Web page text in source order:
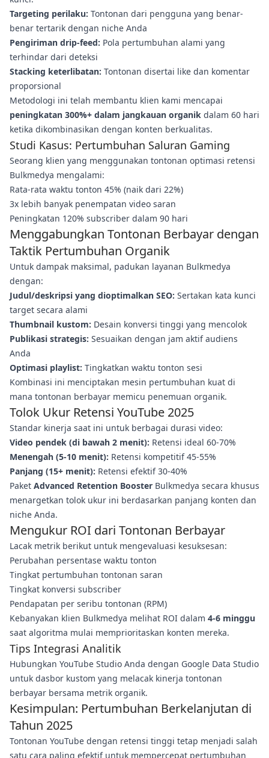
Targeting perilaku: Tontonan dari pengguna yang benar-
benar tertarik dengan niche Anda
Pengiriman drip-feed: Pola pertumbuhan alami yang
terhindar dari deteksi
Stacking keterlibatan: Tontonan disertai like dan komentar
proporsional
Metodologi ini telah membantu klien kami mencapai
peningkatan 300%+ dalam jangkauan organik dalam 60 hari
ketika dikombinasikan dengan konten berkualitas.
Studi Kasus: Pertumbuhan Saluran Gaming
Seorang klien yang menggunakan tontonan optimasi retensi
Bulkmedya mengalami:
Rata-rata waktu tonton 45% (naik dari 22%)
3x lebih banyak penempatan video saran
Peningkatan 120% subscriber dalam 90 hari
Menggabungkan Tontonan Berbayar dengan
Taktik Pertumbuhan Organik
Untuk dampak maksimal, padukan layanan Bulkmedya
dengan:
Judul/deskripsi yang dioptimalkan SEO: Sertakan kata kunci
target secara alami
Thumbnail kustom: Desain konversi tinggi yang mencolok
Publikasi strategis: Sesuaikan dengan jam aktif audiens
Anda
Optimasi playlist: Tingkatkan waktu tonton sesi
Kombinasi ini menciptakan mesin pertumbuhan kuat di
mana tontonan berbayar memicu penemuan organik.
Tolok Ukur Retensi YouTube 2025
Standar kinerja saat ini untuk berbagai durasi video:
Video pendek (di bawah 2 menit): Retensi ideal 60-70%
Menengah (5-10 menit): Retensi kompetitif 45-55%
Panjang (15+ menit): Retensi efektif 30-40%
Paket Advanced Retention Booster Bulkmedya secara khusus
menargetkan tolok ukur ini berdasarkan panjang konten dan
niche Anda.
Mengukur ROI dari Tontonan Berbayar
Lacak metrik berikut untuk mengevaluasi kesuksesan:
Perubahan persentase waktu tonton
Tingkat pertumbuhan tontonan saran
Tingkat konversi subscriber
Pendapatan per seribu tontonan (RPM)
Kebanyakan klien Bulkmedya melihat ROI dalam 4-6 minggu
saat algoritma mulai memprioritaskan konten mereka.
Tips Integrasi Analitik
Hubungkan YouTube Studio Anda dengan Google Data Studio
untuk dasbor kustom yang melacak kinerja tontonan
berbayar bersama metrik organik.
Kesimpulan: Pertumbuhan Berkelanjutan di
Tahun 2025
Tontonan YouTube dengan retensi tinggi tetap menjadi salah
satu cara paling efektif untuk mempercepat pertumbuhan